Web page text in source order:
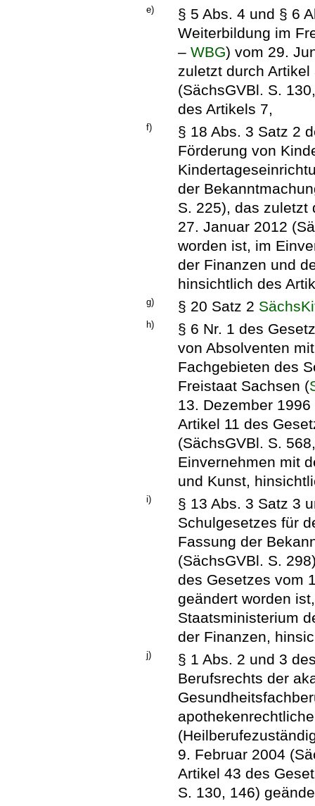
e)
§ 5 Abs. 4 und § 6
Weiterbildung im
–WBG) vom 29.
zuletzt durch
(SächsGVBl. S.
des Artikels 7,
f)
§ 18 Abs. 3 Satz 2
Förderung von
der
S. 225), das zuletzt
27. Januar 2012
worden ist, im
der Finanzen und
hinsichtlich des
g) § 20 Satz 2
h)
§ 6 Nr. 1 des
von Absolventen
Fachgebieten des
Freistaat Sachsen (
13. Dezember
Artikel 11 des
(SächsGVBl. S.
Einvernehmen mit
und Kunst,
i)
§ 13 Abs. 3 Satz 3
Schulgesetzes für
Fassung der
(SächsGVBl. S.
des Gesetzes vom
geändert worden
Staatsministerium
der Finanzen,
j)
§ 1 Abs. 2 und 3
Berufsrechts der
9. Februar 2004
Artikel 43 des
S. 130, 146)